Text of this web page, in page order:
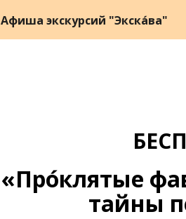
Афиша экскурсий "Экска́ва"
«Про́клятые
тайны